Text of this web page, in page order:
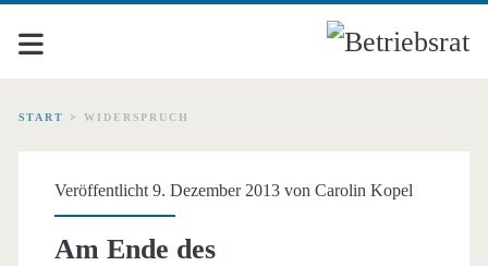
START > WIDERSPRUCH
Schlagwort:
<span>Widerspruch</
Veröffentlicht 9. Dezember 2013 von Carolin Kopel
Am Ende des